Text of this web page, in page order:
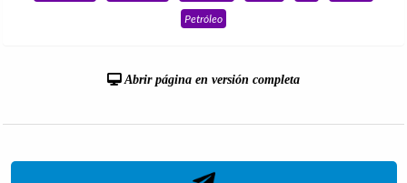
Petróleo
Abrir página en versión completa